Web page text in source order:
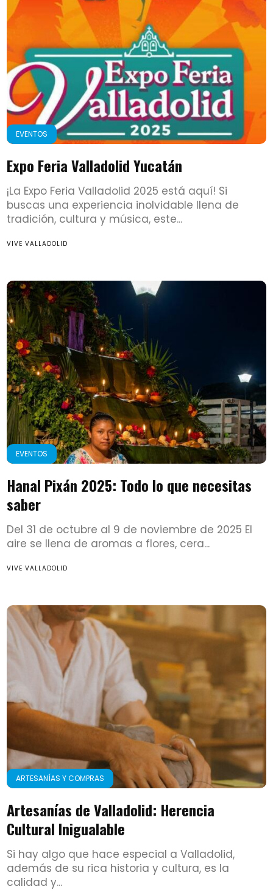
EVENTOS
Expo Feria Valladolid Yucatán
¡La Expo Feria Valladolid 2025 está aquí! Si
buscas una experiencia inolvidable llena de
tradición, cultura y música, este...
VIVE VALLADOLID
EVENTOS
Hanal Pixán 2025: Todo lo que necesitas
saber
Del 31 de octubre al 9 de noviembre de 2025 El
aire se llena de aromas a flores, cera...
VIVE VALLADOLID
ARTESANÍAS Y COMPRAS
Artesanías de Valladolid: Herencia
Cultural Inigualable
Si hay algo que hace especial a Valladolid,
además de su rica historia y cultura, es la
calidad y...